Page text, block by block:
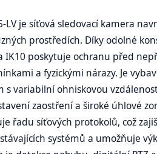
LV je síťová sledovací kamera
prostředích. Díky odolné
IK10 poskytuje ochranu před
a fyzickými nárazy. Je
variabilní ohniskovou
zaostření a široké úhlové
řadu síťových protokolů, což
systémů a umožňuje